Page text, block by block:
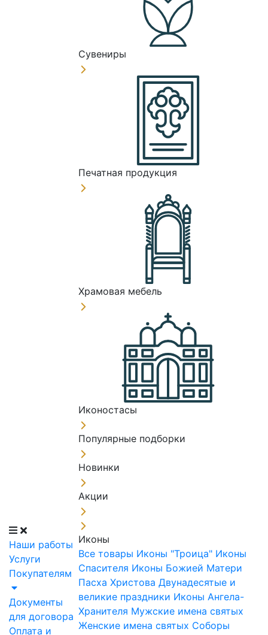
Наши работы
Услуги
Покупателям
Документы
для договора
Оплата и
Сувениры
Печатная продукция
Храмовая мебель
Иконостасы
Популярные подборки
Новинки
Акции
Иконы
Все товары Иконы "Троица" Иконы
Спасителя Иконы Божией Матери
Пасха Христова Двунадесятые и
великие праздники Иконы Ангела-
Хранителя Мужские имена святых
Женские имена святых Соборы